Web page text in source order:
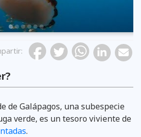
:
de Galápagos, una subespecie
verde, es un tesoro viviente de
.